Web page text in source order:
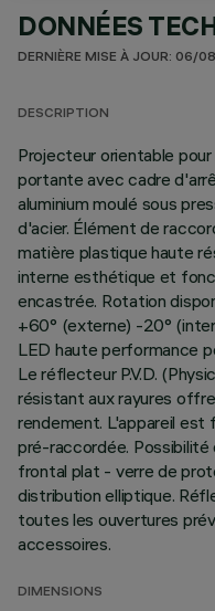
DONNÉES
DERNIÈRE MISE À JOUR: 06/
DESCRIPTION
Projecteur orientable
portante avec cadre
aluminium moulé sous
d'acier. Élément de
matière plastique haute
interne esthétique et
encastrée. Rotation
+60° (externe) -20°
LED haute performance
Le réflecteur P.V.D.
résistant aux rayures
rendement. L'appareil est
pré-raccordée. Possibilité
frontal plat - verre de
distribution elliptique.
toutes les ouvertures
accessoires.
DIMENSIONS